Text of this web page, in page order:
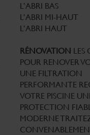
L’ABRI BAS
L’ABRI MI-HAUT
L’ABRI HAUT
RÉNOVATION LES
POUR RENOVER
UNE FILTRATION
PERFORMANTE
VOTRE PISCINE
PROTECTION
MODERNE